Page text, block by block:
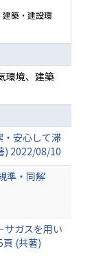
建築・建設環
環境、建築
・安心して滞
) 2022/08/10
準・同解
ガスを用い
(共著)